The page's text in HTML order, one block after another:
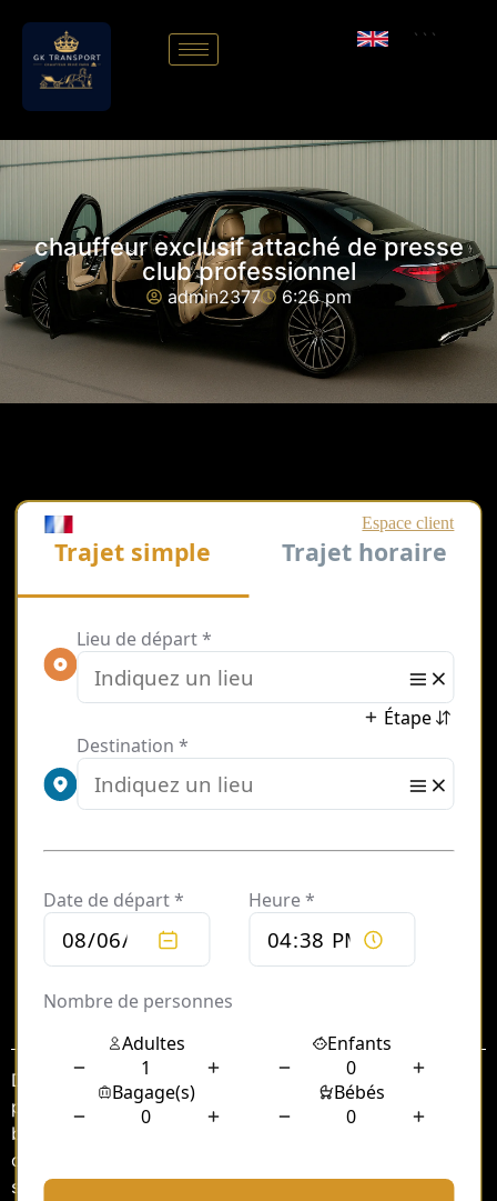
```
chauffeur exclusif attaché de presse
club professionnel
admin2377 6:26 pm
Sommaire
Dans le monde dynamique et exigeant du sport
professionnel, chaque rôle joue un rôle crucial dans le
bon fonctionnement d’un club. Parmi ces rôles, celui du
chauffeur exclusif attaché de presse se distingue par
son caractère unique et ses responsabilités